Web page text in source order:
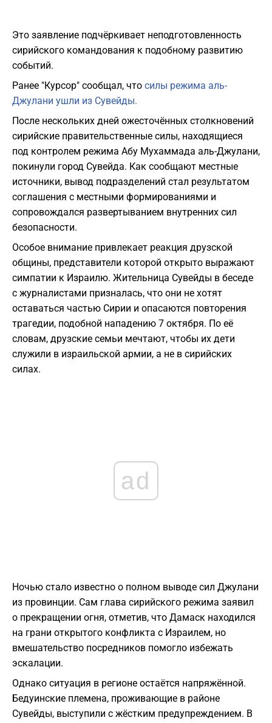
Это заявление подчёркивает неподготовленность
сирийского командования к подобному развитию
событий.
Ранее "Курсор" сообщал, что силы режима аль-
Джулани ушли из Сувейды.
После нескольких дней ожесточённых столкновений
сирийские правительственные силы, находящиеся
под контролем режима Абу Мухаммада аль-Джулани,
покинули город Сувейда. Как сообщают местные
источники, вывод подразделений стал результатом
соглашения с местными формированиями и
сопровождался развертыванием внутренних сил
безопасности.
Особое внимание привлекает реакция друзской
общины, представители которой открыто выражают
симпатии к Израилю. Жительница Сувейды в беседе
с журналистами призналась, что они не хотят
оставаться частью Сирии и опасаются повторения
трагедии, подобной нападению 7 октября. По её
словам, друзские семьи мечтают, чтобы их дети
служили в израильской армии, а не в сирийских
силах.
ad
Ночью стало известно о полном выводе сил Джулани
из провинции. Сам глава сирийского режима заявил
о прекращении огня, отметив, что Дамаск находился
на грани открытого конфликта с Израилем, но
вмешательство посредников помогло избежать
эскалации.
Однако ситуация в регионе остаётся напряжённой.
Бедуинские племена, проживающие в районе
Сувейды, выступили с жёстким предупреждением. В